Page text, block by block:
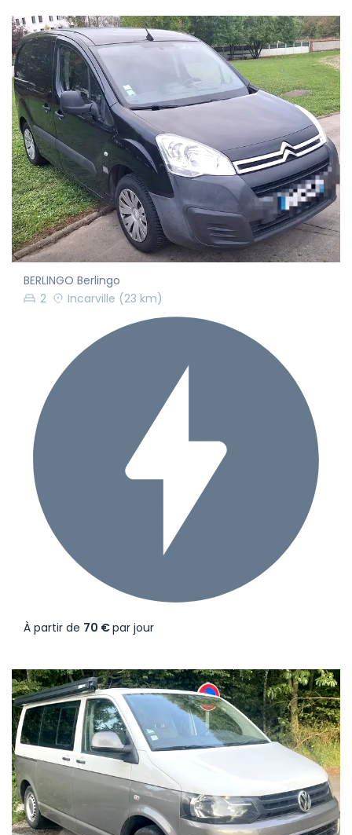
BERLINGO Berlingo
2
Incarville (23 km)
À partir de 70 €par jour